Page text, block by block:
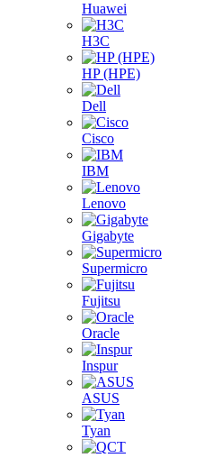
Huawei
H3C
HP (HPE)
Dell
Cisco
IBM
Lenovo
Gigabyte
Supermicro
Fujitsu
Oracle
Inspur
ASUS
Tyan